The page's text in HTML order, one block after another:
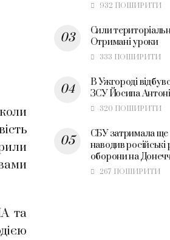
та
932 ПОШИРИТИ
Сили
Отримані уроки
333 ПОШИРИТИ
В Ужгороді
ЗСУ Йосипа Антоні
320 ПОШИРИТИ
СБУ затримала ще
наводив
оборони на
267 ПОШИРИТИ